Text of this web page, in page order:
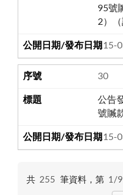
95號
2）（
115-
30
公告
號贓
115-
共 255 筆資料，第 1/9